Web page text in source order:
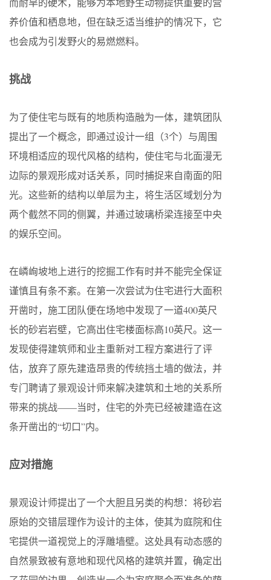
养价值和栖息地，但在缺乏适当维护的情况下，它
也会成为引发野火的易燃燃料。
挑战
为了使住宅与既有的地质构造融为一体，建筑团队
提出了一个概念，即通过设计一组（3个）与周围
环境相适应的现代风格的结构，使住宅与北面漫无
边际的景观形成对话关系，同时捕捉来自南面的阳
光。这些新的结构以单层为主，将生活区域划分为
两个截然不同的侧翼，并通过玻璃桥梁连接至中央
的娱乐空间。
在嶙峋坡地上进行的挖掘工作有时并不能完全保证
谨慎且有条不紊。在第一次尝试为住宅进行大面积
开凿时，施工团队便在场地中发现了一道400英尺
长的砂岩岩壁，它高出住宅楼面标高10英尺。这一
发现使得建筑师和业主重新对工程方案进行了评
估，放弃了原先建造昂贵的传统挡土墙的做法，并
专门聘请了景观设计师来解决建筑和土地的关系所
带来的挑战——当时，住宅的外壳已经被建造在这
条开凿出的“切口”内。
应对措施
景观设计师提出了一个大胆且另类的构想：将砂岩
原始的交错层理作为设计的主体，使其为庭院和住
宅提供一道视觉上的浮雕墙壁。这处具有动态感的
自然景致被有意地和现代风格的建筑并置，确定出